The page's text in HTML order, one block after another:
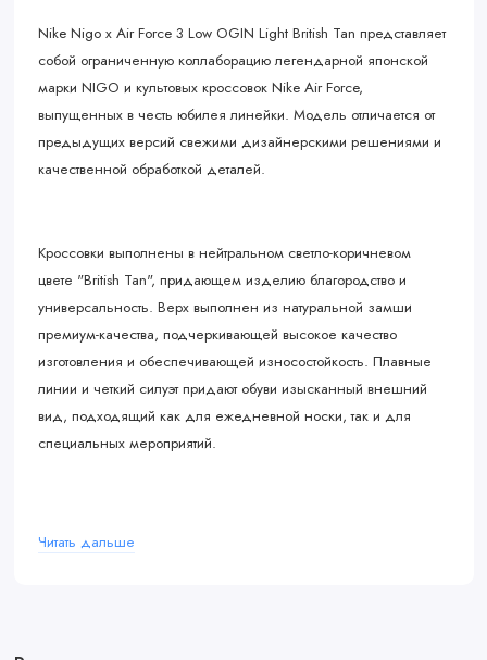
Nike Nigo x Air Force 3 Low OGIN Light British Tan представляет
собой ограниченную коллаборацию легендарной японской
марки NIGO и культовых кроссовок Nike Air Force,
выпущенных в честь юбилея линейки. Модель отличается от
предыдущих версий свежими дизайнерскими решениями и
качественной обработкой деталей.
Кроссовки выполнены в нейтральном светло-коричневом
цвете "British Tan", придающем изделию благородство и
универсальность. Верх выполнен из натуральной замши
премиум-качества, подчеркивающей высокое качество
изготовления и обеспечивающей износостойкость. Плавные
линии и четкий силуэт придают обуви изысканный внешний
вид, подходящий как для ежедневной носки, так и для
специальных мероприятий.
прошивка логотипа NIGO на язычке, выполненная вручную.
Читать дальше